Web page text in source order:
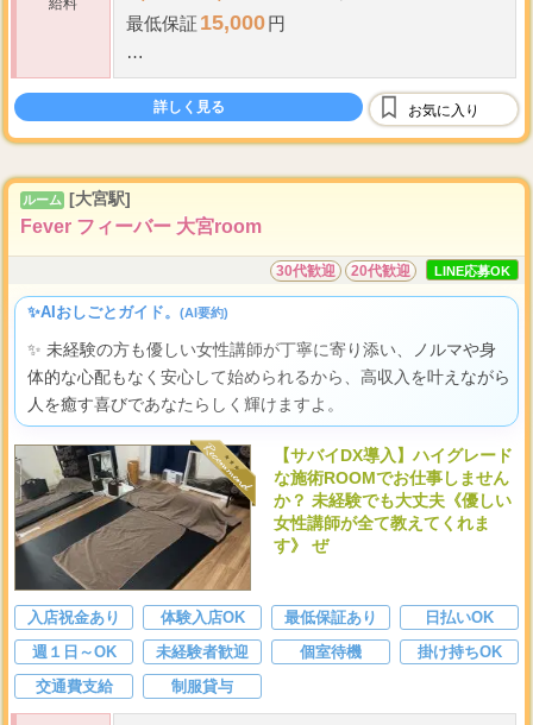
給料
最低保証 15,000円
歩合60～75％＋ボーナス
指名料全額バック
最低保証制度あり
詳しく見る お気に入り
ルーム [大宮駅]
Fever フィーバー 大宮room
30代歓迎 20代歓迎 LINE応募OK
✨AIおしごとガイド。 (AI要約)
✨ 未経験の方も優しい女性講師が丁寧に寄り添い、ノルマや身
体的な心配もなく安心して始められるから、高収入を叶えながら
人を癒す喜びであなたらしく輝けますよ。
【サバイDX導入】ハイグレード
な施術ROOMでお仕事しません
か？ 未経験でも大丈夫《優しい
女性講師が全て教えてくれま
す》 ぜ
入店祝金あり 体験入店OK 最低保証あり
日払いOK
週１日～OK
未経験者歓迎 個室待機
掛け持ちOK
交通費支給
制服貸与